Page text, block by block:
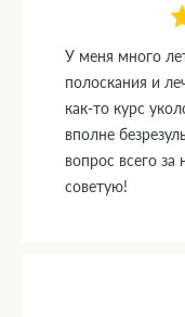
У меня много
полоскания и
как-то курс
вполне
вопрос всего
советую!